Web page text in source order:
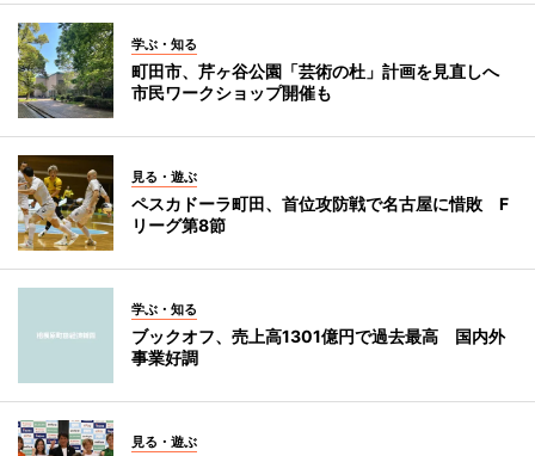
学ぶ・知る
町田市、芹ヶ谷公園「芸術の杜」計画を見直しへ
市民ワークショップ開催も
見る・遊ぶ
ペスカドーラ町田、首位攻防戦で名古屋に惜敗 F
リーグ第8節
学ぶ・知る
ブックオフ、売上高1301億円で過去最高 国内外
事業好調
見る・遊ぶ